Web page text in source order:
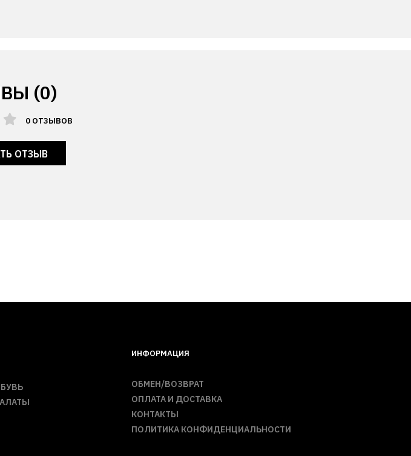
(0)
0 ОТЗЫВОВ
ОТЗЫВ
ИНФОРМАЦИЯ
ОБМЕН/ВОЗВРАТ
ОПЛАТА И ДОСТАВКА
КОНТАКТЫ
ПОЛИТИКА КОНФИДЕНЦИАЛЬНОСТИ